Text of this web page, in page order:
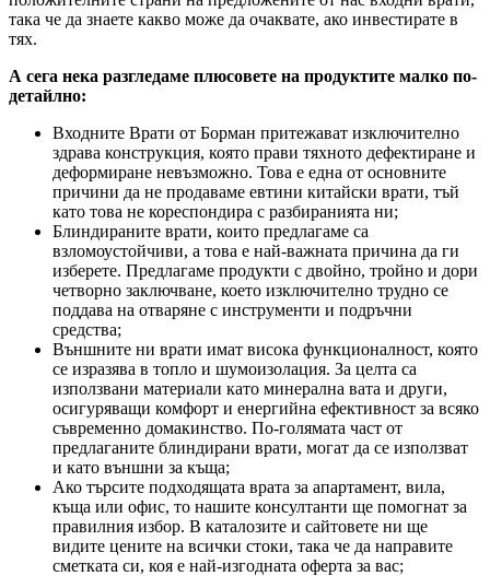
така че да знаете какво може да очаквате, ако инвестирате в
тях.
А сега нека разгледаме плюсовете на продуктите малко по-
детайлно:
Входните Врати от Борман притежават изключително
здрава конструкция, която прави тяхното дефектиране и
деформиране невъзможно. Това е една от основните
причини да не продаваме евтини китайски врати, тъй
като това не кореспондира с разбиранията ни;
Блиндираните врати, които предлагаме са
взломоустойчиви, а това е най-важната причина да ги
изберете. Предлагаме продукти с двойно, тройно и дори
четворно заключване, което изключително трудно се
поддава на отваряне с инструменти и подръчни
средства;
Външните ни врати имат висока функционалност, която
се изразява в топло и шумоизолация. За целта са
използвани материали като минерална вата и други,
осигуряващи комфорт и енергийна ефективност за всяко
съвременно домакинство. По-голямата част от
предлаганите блиндирани врати, могат да се използват
и като външни за къща;
Ако търсите подходящата врата за апартамент, вила,
къща или офис, то нашите консултанти ще помогнат за
правилния избор. В каталозите и сайтовете ни ще
видите цените на всички стоки, така че да направите
сметката си, коя е най-изгодната оферта за вас;